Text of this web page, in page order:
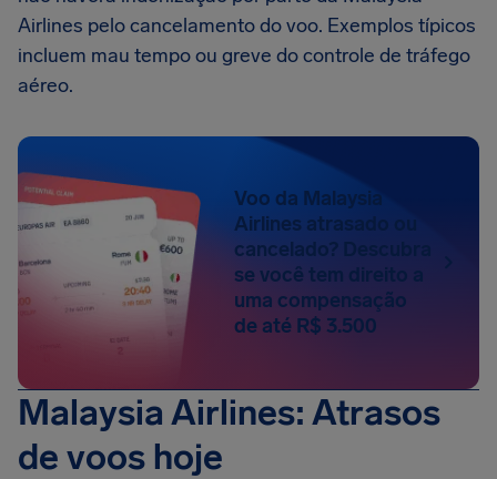
Airlines pelo cancelamento do voo. Exemplos típicos
incluem mau tempo ou greve do controle de tráfego
aéreo.
Voo da Malaysia
Airlines atrasado ou
cancelado? Descubra
se você tem direito a
uma compensação
de até R$ 3.500
Malaysia Airlines: Atrasos
de voos hoje